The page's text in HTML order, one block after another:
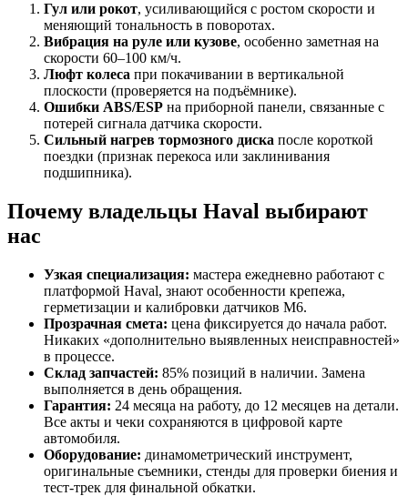
Гул или рокот, усиливающийся с ростом скорости и
меняющий тональность в поворотах.
Вибрация на руле или кузове, особенно заметная на
скорости 60–100 км/ч.
Люфт колеса при покачивании в вертикальной
плоскости (проверяется на подъёмнике).
Ошибки ABS/ESP на приборной панели, связанные с
потерей сигнала датчика скорости.
Сильный нагрев тормозного диска после короткой
поездки (признак перекоса или заклинивания
подшипника).
Почему владельцы Haval выбирают
нас
Узкая специализация: мастера ежедневно работают с
платформой Haval, знают особенности крепежа,
герметизации и калибровки датчиков M6.
Прозрачная смета: цена фиксируется до начала работ.
Никаких «дополнительно выявленных неисправностей»
в процессе.
Склад запчастей: 85% позиций в наличии. Замена
выполняется в день обращения.
Гарантия: 24 месяца на работу, до 12 месяцев на детали.
Все акты и чеки сохраняются в цифровой карте
автомобиля.
Оборудование: динамометрический инструмент,
оригинальные съемники, стенды для проверки биения и
тест-трек для финальной обкатки.